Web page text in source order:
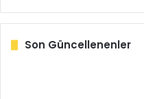
Son Güncellenenler